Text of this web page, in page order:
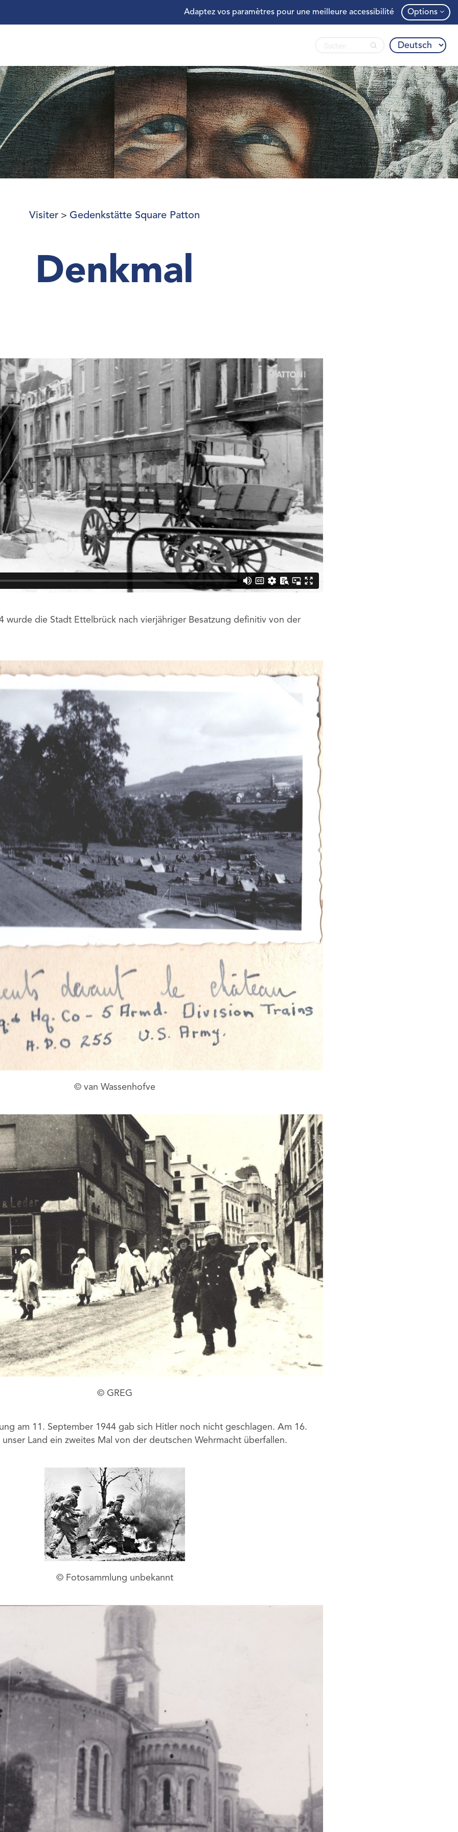
Adaptez vos paramètres pour une meilleure accessibilité Options
Visiter Gedenkstätte Square Patton
Denkmal
wurde die Stadt Ettelbrück nach vierjähriger Besatzung definitiv von der
© van Wassenhofve
© GREG
am 11. September 1944 gab sich Hitler noch nicht geschlagen. Am 16.
Land ein zweites Mal von der deutschen Wehrmacht überfallen.
© Fotosammlung unbekannt